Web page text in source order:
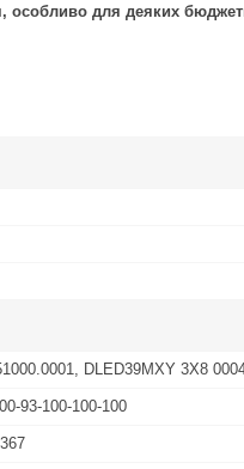
особливо для деяких
DLED39MXY 3X8
93-100-100-100